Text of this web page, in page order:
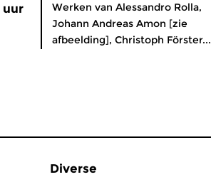
uur
Werken van Alessandro Rolla,
Johann Andreas Amon [zie
afbeelding], Christoph Förster...
Diverse